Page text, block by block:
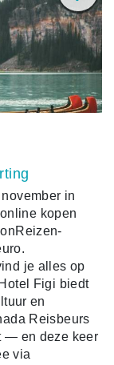
in
kopen
je alles op
Figi biedt
en
Reisbeurs
— en deze keer
via